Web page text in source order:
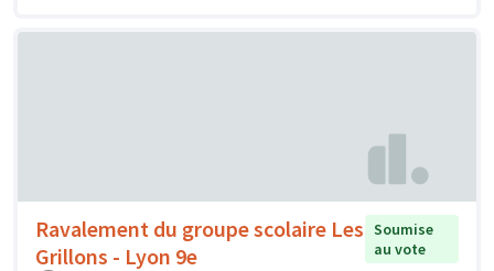
Ravalement du groupe scolaire Les
Grillons - Lyon 9e
Soumise
au vote